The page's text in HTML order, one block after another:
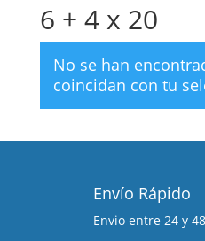
6 + 4 x 20
No se han
coincidan con tu
Envío Rápido
Envio entre 24 y